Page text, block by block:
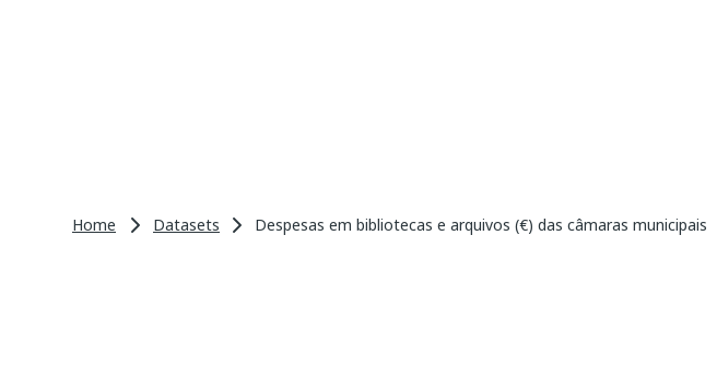
Home Datasets Despesas em bibliotecas e arquivos (€) das câmaras municipais